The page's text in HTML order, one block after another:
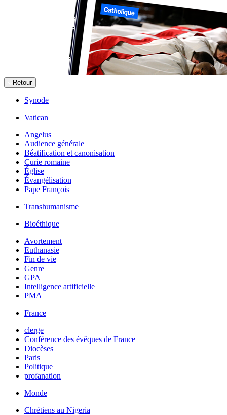
Retour
Synode
Vatican
Angelus
Audience générale
Béatification et canonisation
Curie romaine
Église
Évangélisation
Pape François
Transhumanisme
Bioéthique
Avortement
Euthanasie
Fin de vie
Genre
GPA
Intelligence artificielle
PMA
France
clerge
Conférence des évêques de France
Diocèses
Paris
Politique
profanation
Monde
Chrétiens au Nigeria